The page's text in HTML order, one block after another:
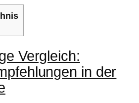
Vergleich:
in der